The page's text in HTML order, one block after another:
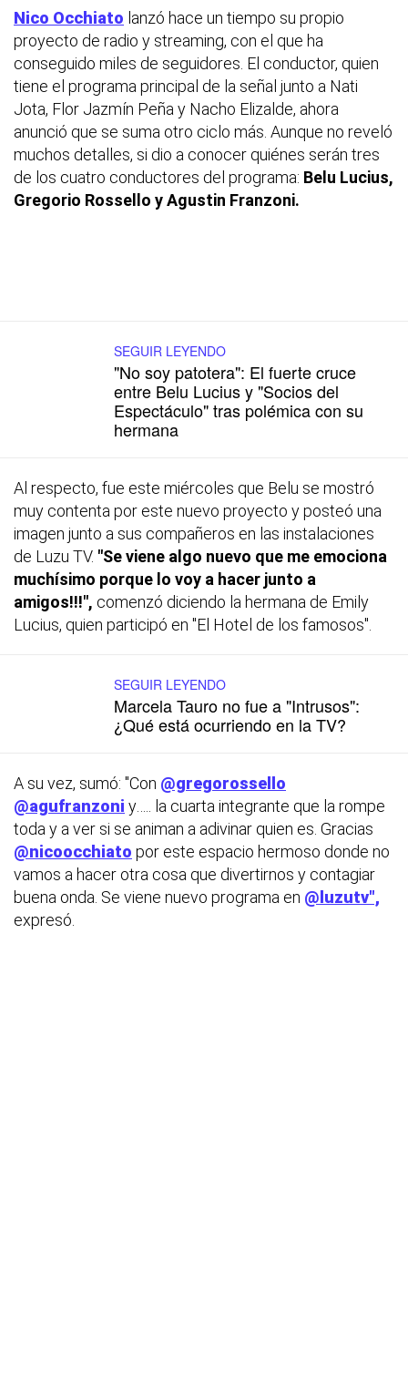
Nico Occhiato lanzó hace un tiempo su propio
proyecto de radio y streaming, con el que ha
conseguido miles de seguidores. El conductor, quien
tiene el programa principal de la señal junto a Nati
Jota, Flor Jazmín Peña y Nacho Elizalde, ahora
anunció que se suma otro ciclo más. Aunque no reveló
muchos detalles, si dio a conocer quiénes serán tres
de los cuatro conductores del programa: Belu Lucius,
Gregorio Rossello y Agustin Franzoni.
SEGUIR LEYENDO
"No soy patotera": El fuerte cruce
entre Belu Lucius y "Socios del
Espectáculo" tras polémica con su
hermana
Al respecto, fue este miércoles que Belu se mostró
muy contenta por este nuevo proyecto y posteó una
imagen junto a sus compañeros en las instalaciones
de Luzu TV. "Se viene algo nuevo que me emociona
muchísimo porque lo voy a hacer junto a
amigos!!!", comenzó diciendo la hermana de Emily
Lucius, quien participó en "El Hotel de los famosos".
SEGUIR LEYENDO
Marcela Tauro no fue a "Intrusos":
¿Qué está ocurriendo en la TV?
A su vez, sumó: "Con @gregorossello
@agufranzoni y….. la cuarta integrante que la rompe
toda y a ver si se animan a adivinar quien es. Gracias
@nicoocchiato por este espacio hermoso donde no
vamos a hacer otra cosa que divertirnos y contagiar
buena onda. Se viene nuevo programa en @luzutv",
expresó.